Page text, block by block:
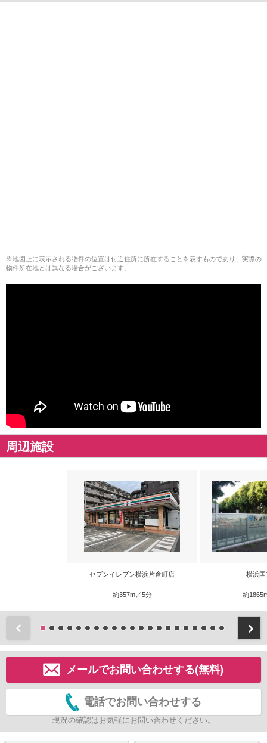
※地図上に表示される物件の位置は付近住所に所在することを表すものであり、実際の
物件所在地とは異なる場合がございます。
周辺施設
セブンイレブン横浜片倉町店
約357m／5分
横浜国
約
前
メールでお問い合わせする(無料)
電話でお問い合わせする
現況の確認はお気軽にお問い合わせください。